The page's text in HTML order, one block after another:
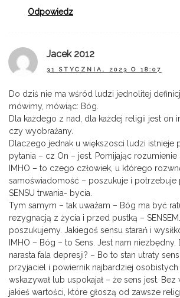
Odpowiedz
Jacek 2012
31 STYCZNIA, 2023 O 18:07
Do dziś nie ma wśród ludzi jednolitej
mówimy, mówiąc: Bóg.
Dla każdego z nad, dla każdej religii jest on
czy wyobrażany.
Dlaczego jednak u większosci ludzi istnieje
pytania – cz On – jest. Pomijając rozumienie
IMHO – to czego człowiek, u którego
samoświadomość – poszukuje i potrzebuje
SENSU trwania- bycia.
Tym samym – tak uważam – Bóg ma być
rezygnacją z życia i przed pustką –
poszukujemy. Jakiegoś sensu starań i
IMHO – Bóg – to Sens. Jest nam
narasta fala depresji? – Bo to stan utraty
przyjaciel i powiernik najbardziej osobistych
wskazywał lub uspokajał – że sens jest.
jakieś wartości, które głoszą od zawsze